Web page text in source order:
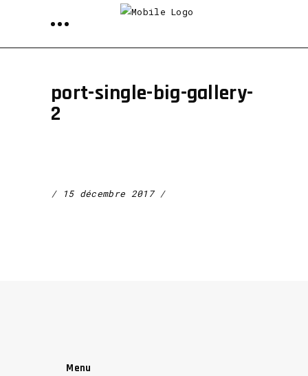
port-single-big-gallery-
2
15 décembre 2017
Menu